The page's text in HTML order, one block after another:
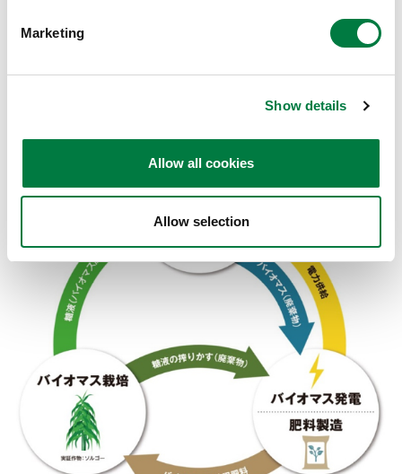
Marketing
Show details
Allow all cookies
Allow selection
発電や肥料の製造を行うものです。当社は同社と共に、
サプライチェーンを通じた資源循環型モデルの構築と環
境対応による社会貢献を目指します。